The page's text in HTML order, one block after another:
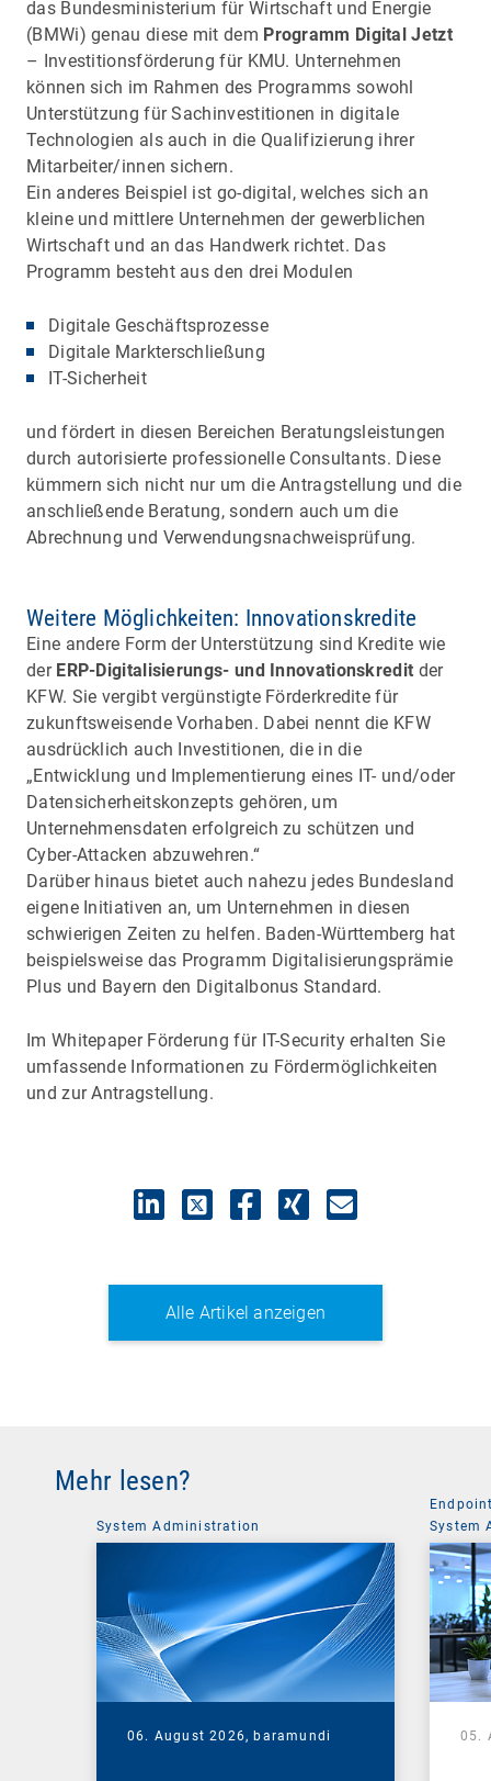
das Bundesministerium für Wirtschaft und Energie
(BMWi) genau diese mit dem Programm Digital Jetzt
– Investitionsförderung für KMU. Unternehmen
können sich im Rahmen des Programms sowohl
Unterstützung für Sachinvestitionen in digitale
Technologien als auch in die Qualifizierung ihrer
Mitarbeiter/innen sichern.
Ein anderes Beispiel ist go-digital, welches sich an
kleine und mittlere Unternehmen der gewerblichen
Wirtschaft und an das Handwerk richtet. Das
Programm besteht aus den drei Modulen
Digitale Geschäftsprozesse
Digitale Markterschließung
IT-Sicherheit
und fördert in diesen Bereichen Beratungsleistungen
durch autorisierte professionelle Consultants. Diese
kümmern sich nicht nur um die Antragstellung und die
anschließende Beratung, sondern auch um die
Abrechnung und Verwendungsnachweisprüfung.
Weitere Möglichkeiten: Innovationskredite
Eine andere Form der Unterstützung sind Kredite wie
der ERP-Digitalisierungs- und Innovationskredit der
KFW. Sie vergibt vergünstigte Förderkredite für
zukunftsweisende Vorhaben. Dabei nennt die KFW
ausdrücklich auch Investitionen, die in die
„Entwicklung und Implementierung eines IT- und/oder
Datensicherheitskonzepts gehören, um
Unternehmensdaten erfolgreich zu schützen und
Cyber-Attacken abzuwehren.“
Darüber hinaus bietet auch nahezu jedes Bundesland
eigene Initiativen an, um Unternehmen in diesen
schwierigen Zeiten zu helfen. Baden-Württemberg hat
beispielsweise das Programm Digitalisierungsprämie
Plus und Bayern den Digitalbonus Standard.
Im Whitepaper Förderung für IT-Security erhalten Sie
umfassende Informationen zu Fördermöglichkeiten
und zur Antragstellung.
Alle Artikel anzeigen
Mehr lesen?
System Administration
06. August 2026, baramundi
System
05.